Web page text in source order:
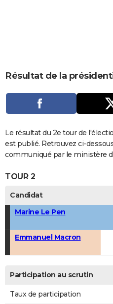
CARTE DE VOEUX
DICTIONNAIRE
Dictionnaire
Biographies
Expressions
Proverbes
PROGRAMME TV
COPAINS D'AVANT
S'inscrire
Se connecter
Lycées
Collèges
Primaires
Universités
Entreprises
Service militaire
Avis de recherche
AVIS DE DÉCÈS
FORUM
Bricolage
Culture
Television
Voyage
Résultat de la
Le résultat du 2e tour de
est publié. Retrouvez ci-
communiqué par le ministère
TOUR 2
Candidat
Marine Le Pen
Emmanuel Macron
Participation au scrutin
Taux de participation